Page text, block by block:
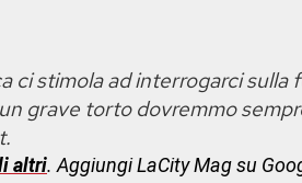
ci stimola ad interrogarci sulla
grave torto dovremmo
altri. Aggiungi LaCity Mag su